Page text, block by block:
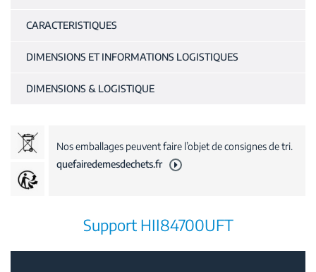
CARACTERISTIQUES
DIMENSIONS ET INFORMATIONS LOGISTIQUES
DIMENSIONS & LOGISTIQUE
Nos emballages peuvent faire l’objet de consignes de tri.
quefairedemesdechets.fr
Support HII84700UFT